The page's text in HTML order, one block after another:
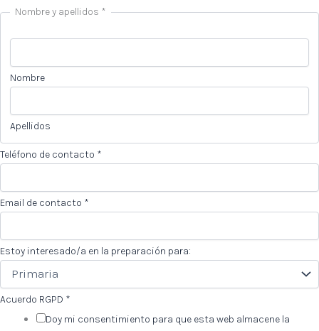
Nombre y apellidos *
Nombre
Apellidos
Teléfono de contacto *
Email de contacto *
Estoy interesado/a en la preparación para:
Acuerdo RGPD *
Doy mi consentimiento para que esta web almacene la